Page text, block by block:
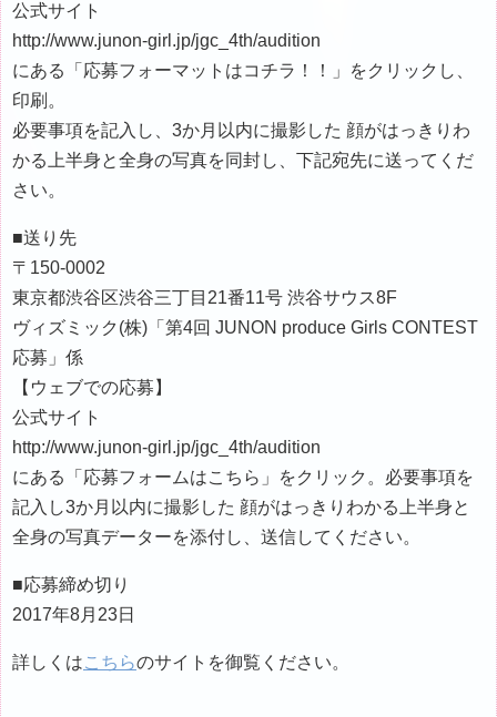
公式サイト
http://www.junon-girl.jp/jgc_4th/audition
にある「応募フォーマットはコチラ！！」をクリックし、
印刷。
必要事項を記入し、3か月以内に撮影した 顔がはっきりわ
かる上半身と全身の写真を同封し、下記宛先に送ってくだ
さい。
■送り先
〒150-0002
東京都渋谷区渋谷三丁目21番11号 渋谷サウス8F
ヴィズミック(株)「第4回 JUNON produce Girls CONTEST
応募」係
【ウェブでの応募】
公式サイト
http://www.junon-girl.jp/jgc_4th/audition
にある「応募フォームはこちら」をクリック。必要事項を
記入し3か月以内に撮影した 顔がはっきりわかる上半身と
全身の写真データーを添付し、送信してください。
■応募締め切り
2017年8月23日
詳しくはこちらのサイトを御覧ください。